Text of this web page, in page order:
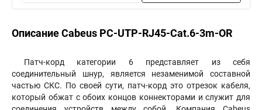
Описание Cabeus PC-UTP-RJ45-Cat.6-3m-OR
Патч-корд категории 6 представляет из себя
соединительный шнур, является незаменимой составной
частью СКС. По своей сути, патч-корд это отрезок кабеля,
который обжат с обоих концов коннекторами и служит для